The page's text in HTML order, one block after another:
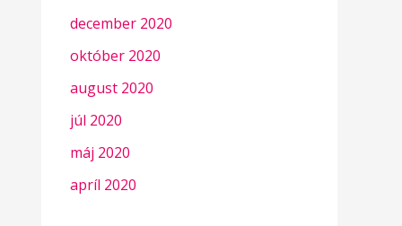
december 2020
október 2020
august 2020
júl 2020
máj 2020
apríl 2020